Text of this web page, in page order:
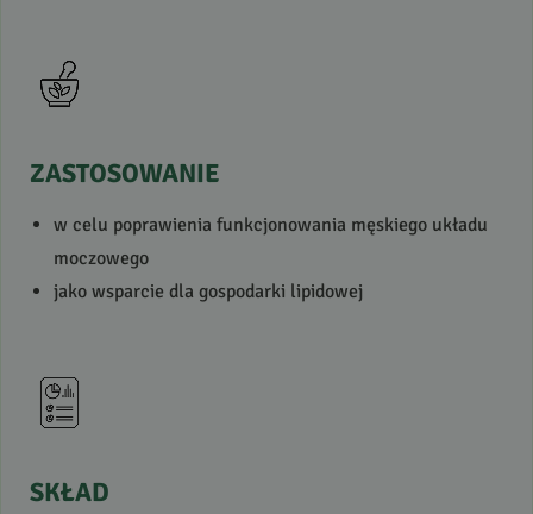
ZASTOSOWANIE
w celu poprawienia funkcjonowania męskiego układu
moczowego
jako wsparcie dla gospodarki lipidowej
SKŁAD